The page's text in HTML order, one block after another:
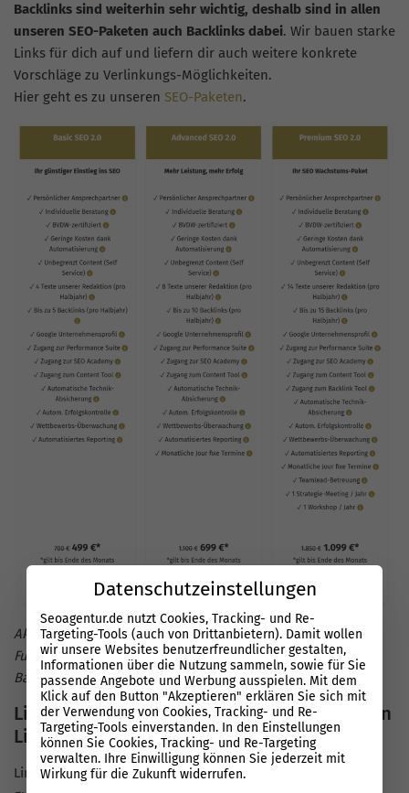
Backlinks sind weiterhin sehr wichtig, deshalb sind in allen
unseren SEO-Paketen auch Backlinks dabei. Wir bauen starke
Links für dich auf und liefern dir auch weitere konkrete
Vorschläge zu Verlinkungs-Möglichkeiten.
Hier geht es zu unseren SEO-Paketen.
Aktuelles Angebot bis Ende August: Zugriff auf alle
Funktionen der Performance Suite inklusive Content und
Backlinks von unseren SEO Profis!
Linkaufbau und die Gefahren von schlechten
Links
Linkaufbau sollte nicht blind erfolgen. Nicht alle Links sind
Datenschutzeinstellungen
Seoagentur.de nutzt Cookies, Tracking- und Re-
Targeting-Tools (auch von Drittanbietern). Damit wollen
wir unsere Websites benutzerfreundlicher gestalten,
Informationen über die Nutzung sammeln, sowie für Sie
passende Angebote und Werbung ausspielen. Mit dem
Klick auf den Button "Akzeptieren" erklären Sie sich mit
der Verwendung von Cookies, Tracking- und Re-
Targeting-Tools einverstanden. In den Einstellungen
können Sie Cookies, Tracking- und Re-Targeting
verwalten. Ihre Einwilligung können Sie jederzeit mit
Wirkung für die Zukunft widerrufen.